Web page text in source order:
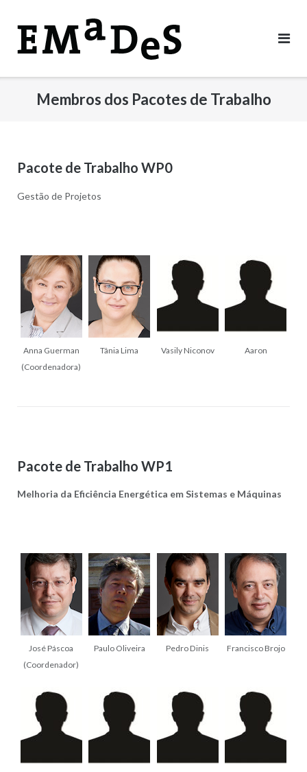
content
Membros dos Pacotes de Trabalho
Pacote de Trabalho WP0
Gestão de Projetos
Anna Guerman
(Coordenadora)
Tânia Lima Vasily Niconov Aaron
Pacote de Trabalho WP1
Melhoria da Eficiência Energética em Sistemas e Máquinas
José Páscoa
(Coordenador)
Paulo Oliveira Pedro Dinis Francisco Brojo